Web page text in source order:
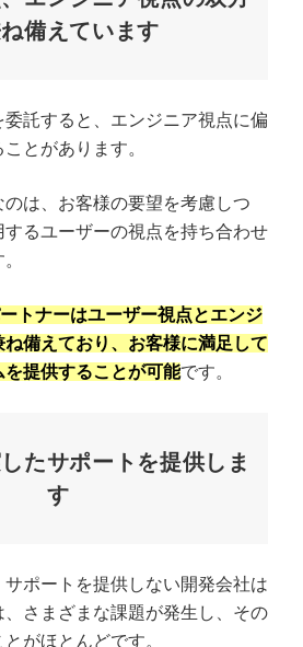
備えています
託すると、エンジニア視点に偏
とがあります。
のは、お客様の要望を考慮しつ
るユーザーの視点を持ち合わせ
トナーはユーザー視点とエンジ
備えており、お客様に満足して
提供することが可能です。
たサポートを提供しま
す
ポートを提供しない開発会社は
さまざまな課題が発生し、その
がほとんどです。